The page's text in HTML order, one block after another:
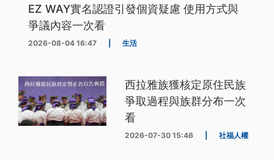
EZ WAY實名認證引發個資疑慮 使用方式與
爭議內容一次看
2026-08-04 16:47 生活
西拉雅族獲核定原住民族
爭取過程與族群分布一次
看
2026-07-30 15:46 社福人權